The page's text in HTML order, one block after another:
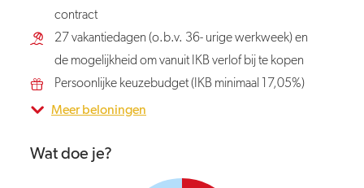
contract
27 vakantiedagen (o.b.v. 36- urige werkweek) en
de mogelijkheid om vanuit IKB verlof bij te kopen
Persoonlijke keuzebudget (IKB minimaal 17,05%)
Meer beloningen
Wat doe je?